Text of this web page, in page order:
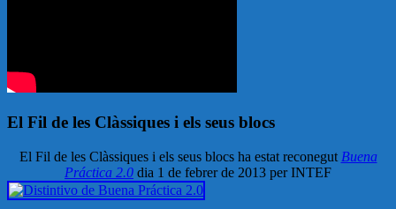
El Fil de les Clàssiques i els seus blocs
El Fil de les Clàssiques i els seus blocs ha estat reconegut Buena
Práctica 2.0 dia 1 de febrer de 2013 per INTEF